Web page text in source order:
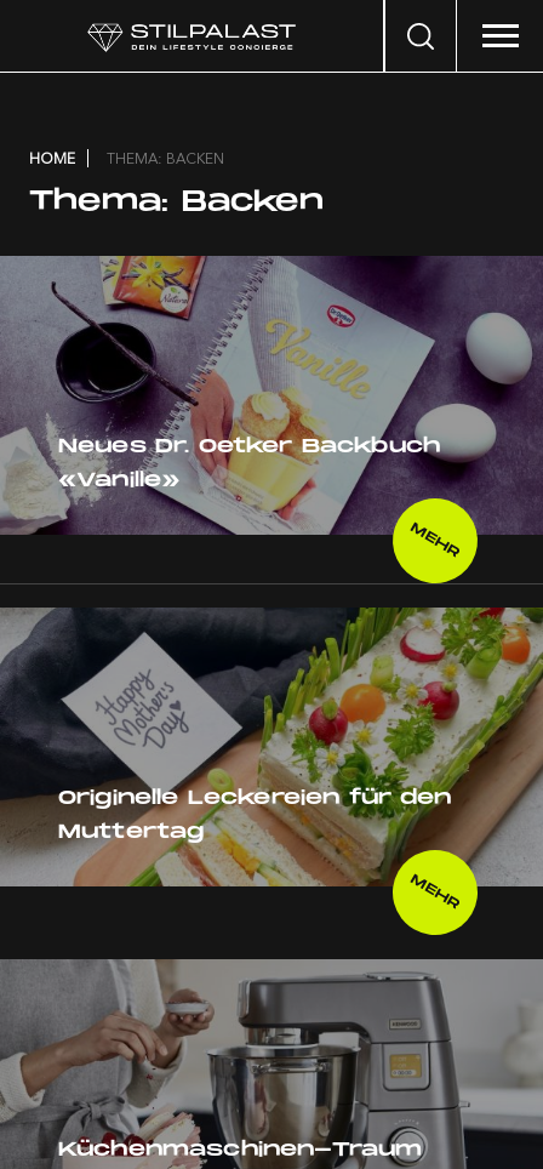
Search
HOME THEMA: BACKEN
Thema: Backen
Neues Dr. Oetker Backbuch
«Vanille»
MEHR
Originelle Leckereien für den
Muttertag
MEHR
Küchenmaschinen-Traum